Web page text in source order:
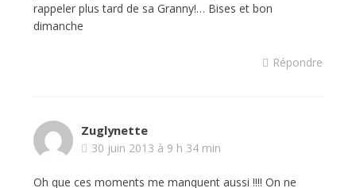
rappeler plus tard de sa Granny!… Bises et bon
dimanche
Répondre
Zuglynette
30 juin 2013 à 9 h 34 min
Oh que ces moments me manquent aussi !!!! On ne